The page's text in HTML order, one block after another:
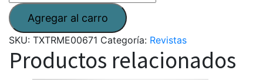
SKU: TXTRME00671 Categoría: Revistas
Productos relacionados